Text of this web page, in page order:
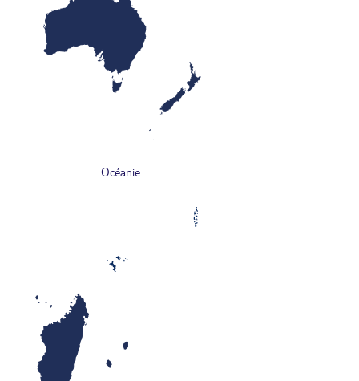
Océanie